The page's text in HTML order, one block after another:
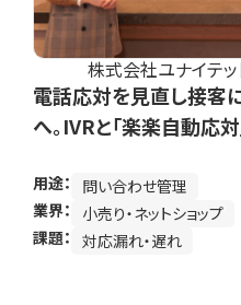
株式会社ユナイテ
電話応対を見直し接客
へ。IVRと「楽楽自動応
用途：
問い合わせ管理
業界：
小売り・ネットショップ
課題： 対応漏れ・遅れ